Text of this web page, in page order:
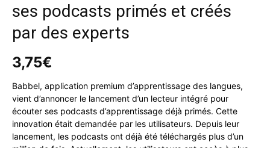
ses podcasts primés et créés
par des experts
3,75€
Babbel, application premium d’apprentissage des langues,
vient d’annoncer le lancement d’un lecteur intégré pour
écouter ses podcasts d’apprentissage déjà primés. Cette
innovation était demandée par les utilisateurs. Depuis leur
lancement, les podcasts ont déjà été téléchargés plus d’un